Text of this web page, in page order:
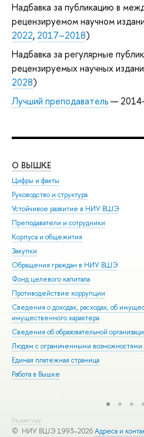
Надбавка за публикацию в
рецензируемом научном
2022, 2017–2018)
Надбавка за регулярные
рецензируемых научных
2028)
Лучший преподаватель—
О ВЫШКЕ
Цифры и факты
Руководство и структура
Устойчивое развитие в НИУ ВШЭ
Преподаватели и сотрудники
Корпуса и общежития
Закупки
Обращения граждан в НИУ ВШЭ
Фонд целевого капитала
Противодействие коррупции
Сведения о доходах, расходах, об
имущественного характера
Сведения об образовательной
Людям с ограниченными возможностями
Единая платежная страница
Работа в Вышке
Редактору
© НИУ ВШЭ 1993–2026Адреса и